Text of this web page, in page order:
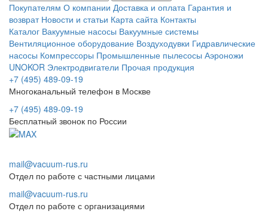
Покупателям О компании Доставка и оплата Гарантия и
возврат Новости и статьи Карта сайта Контакты
Каталог Вакуумные насосы Вакуумные системы
Вентиляционное оборудование Воздуходувки Гидравлические
насосы Компрессоры Промышленные пылесосы Аэроножи
UNOKOR Электродвигатели Прочая продукция
+7 (495) 489-09-19
Многоканальный телефон в Москве
+7 (495) 489-09-19
Бесплатный звонок по России
mail@vacuum-rus.ru
Отдел по работе с частными лицами
mail@vacuum-rus.ru
Отдел по работе с организациями